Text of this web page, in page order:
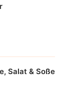
Salat & Soße